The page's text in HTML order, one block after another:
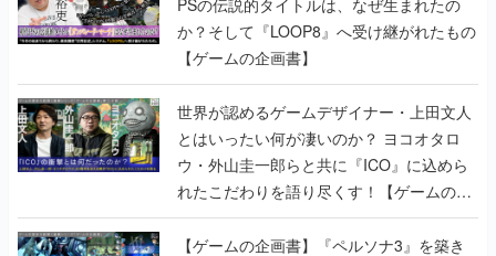
世界が認めるゲームデザイナー・上田文人
とはいったい何が凄いのか？ ヨコオタロ
ウ・外山圭一郎らと共に『ICO』に込めら
れたこだわりを語り尽くす！【ゲームの企
画書】
【ゲームの企画書】『ペルソナ3』を築き
上げたのは反骨心とリスペクトだった。赤
い企画書のもとに集った“愚連隊”がシリー
ズを生まれ変わらせるまで【橋野桂インタ